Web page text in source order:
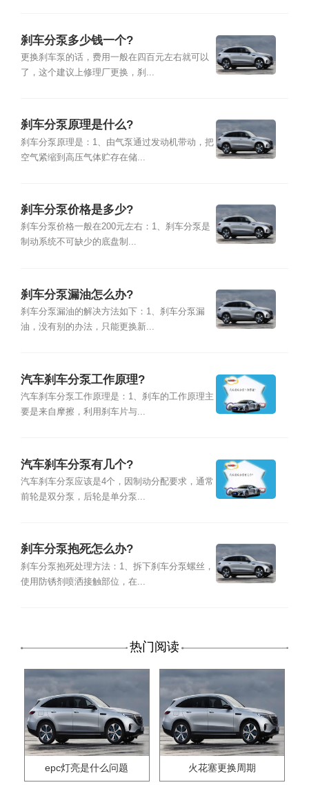
刹车分泵多少钱一个?
更换刹车泵的话，费用一般在四百元左右就可以
了，这个建议上修理厂更换，刹...
刹车分泵原理是什么?
刹车分泵原理是：1、由气泵通过发动机带动，把
空气紧缩到高压气体贮存在储...
刹车分泵价格是多少?
刹车分泵价格一般在200元左右：1、刹车分泵是
制动系统不可缺少的底盘制...
刹车分泵漏油怎么办?
刹车分泵漏油的解决方法如下：1、刹车分泵漏
油，没有别的办法，只能更换新...
汽车刹车分泵工作原理?
汽车刹车分泵工作原理是：1、刹车的工作原理主
要是来自摩擦，利用刹车片与...
汽车刹车分泵有几个?
汽车刹车分泵应该是4个，因制动分配要求，通常
前轮是双分泵，后轮是单分泵...
刹车分泵抱死怎么办?
刹车分泵抱死处理方法：1、拆下刹车分泵螺丝，
使用防锈剂喷洒接触部位，在...
热门阅读
epc灯亮是什么问题 火花塞更换周期